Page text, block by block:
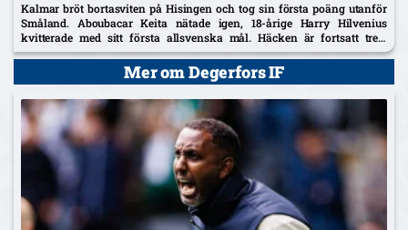
Kalmar bröt bortasviten på Hisingen och tog sin första poäng utanför
Småland. Aboubacar Keita nätade igen, 18-årige Harry Hilvenius
kvitterade med sitt första allsvenska mål. Häcken är fortsatt trea,
Kalmar kliver upp på tionde plats.
Mer om Degerfors IF